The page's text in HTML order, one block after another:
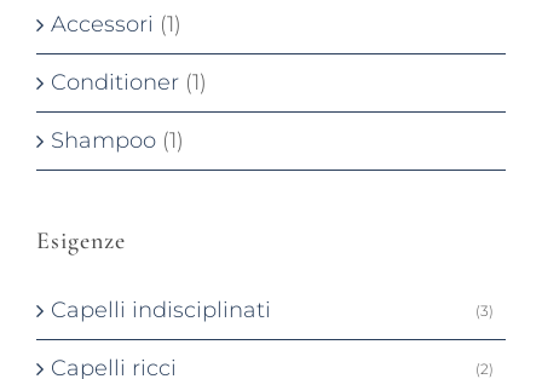
Accessori (1)
Conditioner (1)
Shampoo (1)
Esigenze
Capelli indisciplinati (3)
Capelli ricci (2)